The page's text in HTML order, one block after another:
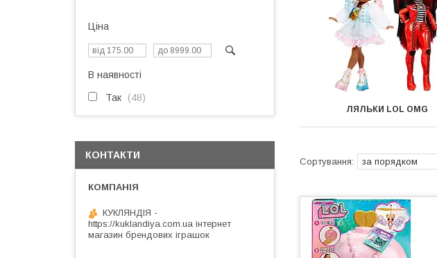
ЛЯЛЬКИ LOL OMG
Ціна
В наявності
Так 48
КОНТАКТИ
КУКЛЯНДІЯ -
https://kuklandiya.com.ua інтернет
магазин брендових іграшок